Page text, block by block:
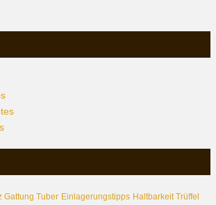
Gattung Tuber Einlagerungstipps Haltbarkeit Trüffel